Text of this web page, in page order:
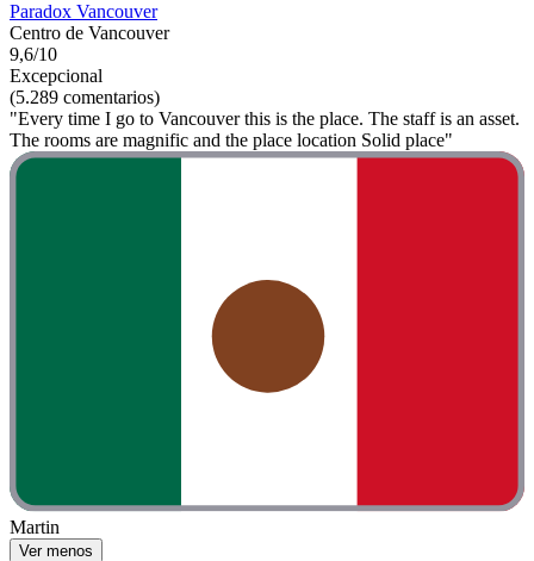
Paradox Vancouver
Centro de Vancouver
9,6/10
Excepcional
(5.289 comentarios)
"Every time I go to Vancouver this is the place. The staff is an asset.
The rooms are magnific and the place location Solid place"
Martin
Ver menos